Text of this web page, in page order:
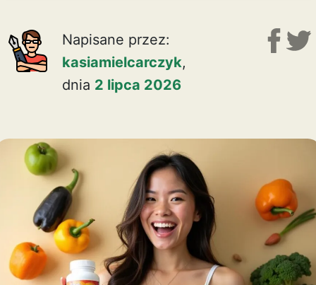
Napisane przez:
kasiamielcarczyk,
dnia 2 lipca 2026